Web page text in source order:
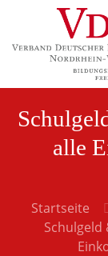
alle
Startseite
Schulgeld